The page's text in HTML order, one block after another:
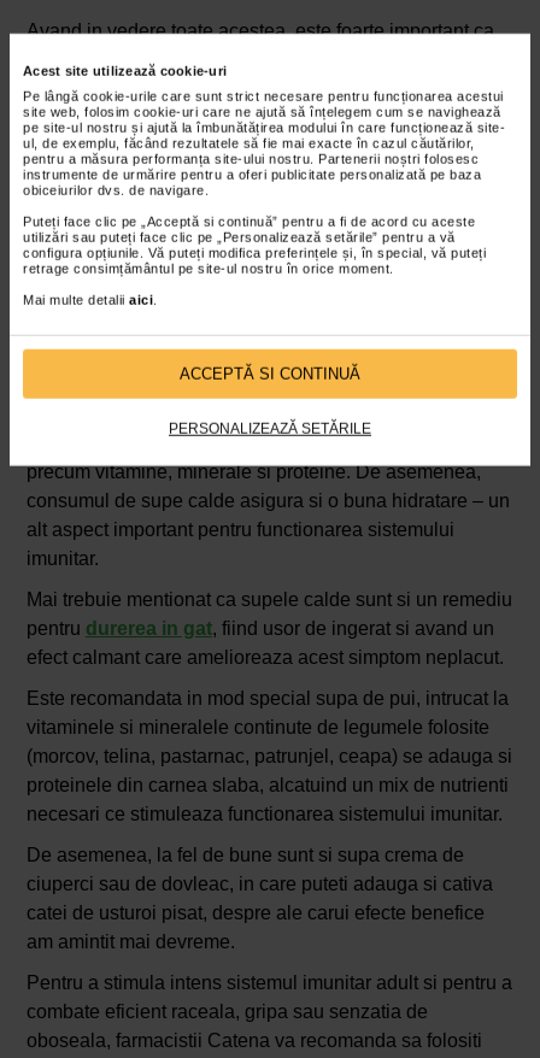
Acest site utilizează cookie-uri
Pe lângă cookie-urile care sunt strict necesare pentru funcționarea acestui
site web, folosim cookie-uri care ne ajută să înțelegem cum se navighează
pe site-ul nostru și ajută la îmbunătățirea modului în care funcționează site-
ul, de exemplu, făcând rezultatele să fie mai exacte în cazul căutărilor,
pentru a măsura performanța site-ului nostru. Partenerii noștri folosesc
instrumente de urmărire pentru a oferi publicitate personalizată pe baza
obiceiurilor dvs. de navigare.
Puteți face clic pe „Acceptă si continuă” pentru a fi de acord cu aceste
utilizări sau puteți face clic pe „Personalizează setările” pentru a vă
configura opțiunile. Vă puteți modifica preferințele și, în special, vă puteți
retrage consimțământul pe site-ul nostru în orice moment.
Mai multe detalii aici
ACCEPTĂ SI CONTINUĂ
PERSONALIZEAZĂ SETĂRILE
Avand in vedere toate acestea, este foarte important ca
alimentatia in perioada racelii sa includa alimente bogate
in vitamina C, iar cele mai cunoscute dintre acestea sunt
citricele. Alte surse importante de vitamina C sunt
macesele, catina, fructele de padure, capsunele,
patrunjelul, rosiile, mango sau ananasul. Este de preferat
ca aceste alimente sa fie consumate in stare proaspata,
intrucat pe parcursul procesului de preparare termica,
vitamina C poate fi distrusa.
Supe calde pentru hidratare si vitamine
In perioadele de raceala este recomandat si consumul
de supe calde, caruia ii sunt asociate mai multe beneficii.
In ceea ce priveste sustinerea sistemului imunitar, supele
sunt o sursa bogata si complexa de nutrieni esentiali,
precum vitamine, minerale si proteine. De asemenea,
consumul de supe calde asigura si o buna hidratare – un
alt aspect important pentru functionarea sistemului
imunitar.
Mai trebuie mentionat ca supele calde sunt si un remediu
pentru durerea in gat, fiind usor de ingerat si avand un
efect calmant care amelioreaza acest simptom neplacut.
Este recomandata in mod special supa de pui, intrucat la
vitaminele si mineralele continute de legumele folosite
(morcov, telina, pastarnac, patrunjel, ceapa) se adauga si
proteinele din carnea slaba, alcatuind un mix de nutrienti
necesari ce stimuleaza functionarea sistemului imunitar.
De asemenea, la fel de bune sunt si supa crema de
ciuperci sau de dovleac, in care puteti adauga si cativa
catei de usturoi pisat, despre ale carui efecte benefice
am amintit mai devreme.
Pentru a stimula intens sistemul imunitar adult si pentru a
combate eficient raceala, gripa sau senzatia de
oboseala, farmacistii Catena va recomanda sa folositi